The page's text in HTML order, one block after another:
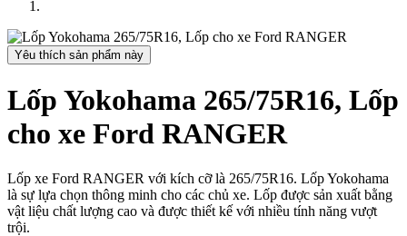
Yêu thích sản phẩm này
Lốp Yokohama 265/75R16, Lốp
cho xe Ford RANGER
Lốp xe Ford RANGER với kích cỡ là 265/75R16. Lốp Yokohama
là sự lựa chọn thông minh cho các chủ xe. Lốp được sản xuất bằng
vật liệu chất lượng cao và được thiết kế với nhiều tính năng vượt
trội.